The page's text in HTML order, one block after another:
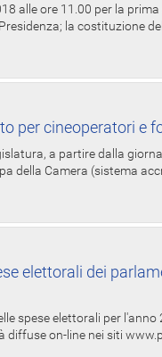
alle ore 11.00 per la
la costituzione
per cineoperatori e
a partire dalla
della Camera (sistema
elettorali dei
spese elettorali per
diffuse on-line nei siti